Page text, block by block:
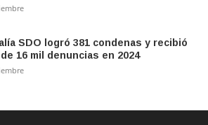
SDO logró 381 condenas y recibió
16 mil denuncias en 2024